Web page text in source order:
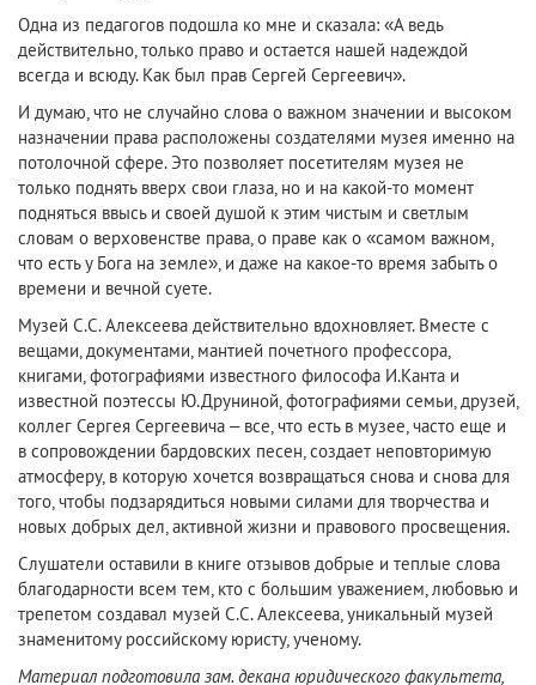
Одна из педагогов подошла ко мне и сказала: «А ведь
действительно, только право и остается нашей надеждой
всегда и всюду. Как был прав Сергей Сергеевич».
И думаю, что не случайно слова о важном значении и высоком
назначении права расположены создателями музея именно на
потолочной сфере. Это позволяет посетителям музея не
только поднять вверх свои глаза, но и на какой-то момент
подняться ввысь и своей душой к этим чистым и светлым
словам о верховенстве права, о праве как о «самом важном,
что есть у Бога на земле», и даже на какое-то время забыть о
времени и вечной суете.
Музей С.С. Алексеева действительно вдохновляет. Вместе с
вещами, документами, мантией почетного профессора,
книгами, фотографиями известного философа И.Канта и
известной поэтессы Ю.Друниной, фотографиями семьи, друзей,
коллег Сергея Сергеевича – все, что есть в музее, часто еще и
в сопровождении бардовских песен, создает неповторимую
атмосферу, в которую хочется возвращаться снова и снова для
того, чтобы подзарядиться новыми силами для творчества и
новых добрых дел, активной жизни и правового просвещения.
Слушатели оставили в книге отзывов добрые и теплые слова
благодарности всем тем, кто с большим уважением, любовью и
трепетом создавал музей С.С. Алексеева, уникальный музей
знаменитому российскому юристу, ученому.
Материал подготовила зам. декана юридического факультета,